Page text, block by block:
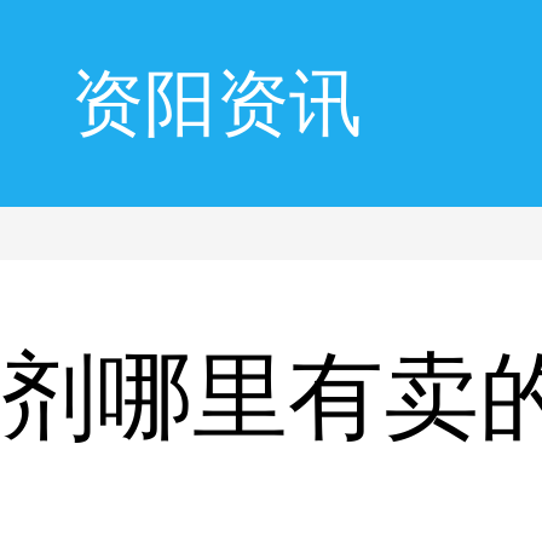
资阳资讯
哪里有卖